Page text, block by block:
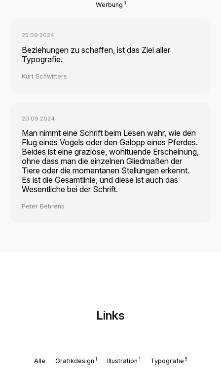
Werbung 3
25.09.2024
Beziehungen zu schaffen, ist das Ziel aller
Typografie.
Kurt Schwitters
20.09.2024
Man nimmt eine Schrift beim Lesen wahr, wie den
Flug eines Vogels oder den Galopp eines Pferdes.
Beides ist eine graziöse, wohltuende Erscheinung,
ohne dass man die einzelnen Gliedmaßen der
Tiere oder die momentanen Stellungen erkennt.
Es ist die Gesamtlinie, und diese ist auch das
Wesentliche bei der Schrift.
Peter Behrens
Links
Alle Grafikdesign 1 Illustration 1 Typografie 5